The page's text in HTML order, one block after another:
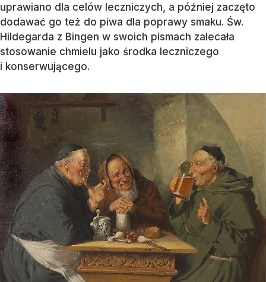
uprawiano dla celów leczniczych, a później zaczęto
dodawać go też do piwa dla poprawy smaku. Św.
Hildegarda z Bingen w swoich pismach zalecała
stosowanie chmielu jako środka leczniczego
i konserwującego.